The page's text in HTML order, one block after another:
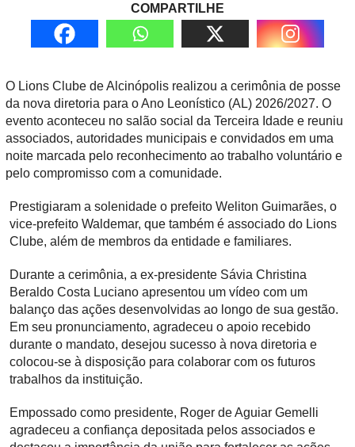
COMPARTILHE
O Lions Clube de Alcinópolis realizou a cerimônia de posse
da nova diretoria para o Ano Leonístico (AL) 2026/2027. O
evento aconteceu no salão social da Terceira Idade e reuniu
associados, autoridades municipais e convidados em uma
noite marcada pelo reconhecimento ao trabalho voluntário e
pelo compromisso com a comunidade.
Prestigiaram a solenidade o prefeito Weliton Guimarães, o
vice-prefeito Waldemar, que também é associado do Lions
Clube, além de membros da entidade e familiares.
Durante a cerimônia, a ex-presidente Sávia Christina
Beraldo Costa Luciano apresentou um vídeo com um
balanço das ações desenvolvidas ao longo de sua gestão.
Em seu pronunciamento, agradeceu o apoio recebido
durante o mandato, desejou sucesso à nova diretoria e
colocou-se à disposição para colaborar com os futuros
trabalhos da instituição.
Empossado como presidente, Roger de Aguiar Gemelli
agradeceu a confiança depositada pelos associados e